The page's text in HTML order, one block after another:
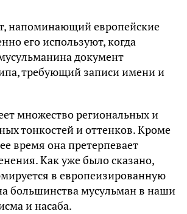
напоминающий европейские
его используют, когда
документ
требующий записи имени и
множество региональных и
тонкостей и оттенков. Кроме
время она претерпевает
Как уже было сказано,
в европеизированную
большинства мусульман в наши
и насаба.